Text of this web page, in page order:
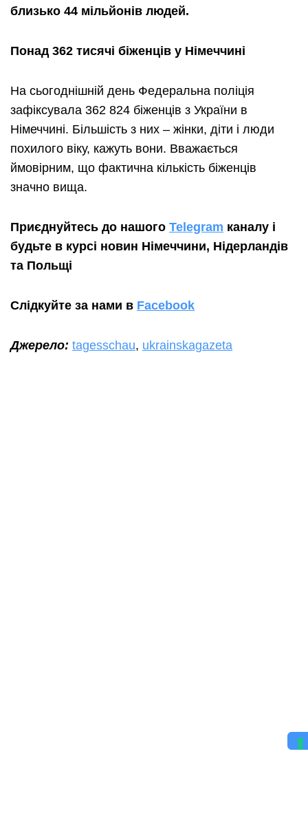
близько 44 мільйонів людей.
Понад 362 тисячі біженців у Німеччині
На сьогоднішній день Федеральна поліція
зафіксувала 362 824 біженців з України в
Німеччині. Більшість з них – жінки, діти і люди
похилого віку, кажуть вони. Вважається
ймовірним, що фактична кількість біженців
значно вища.
Приєднуйтесь до нашого Telegram каналу і
будьте в курсі новин Німеччини, Нідерландів
та Польщі
Слідкуйте за нами в Facebook
Джерело: tagesschau, ukrainskagazeta